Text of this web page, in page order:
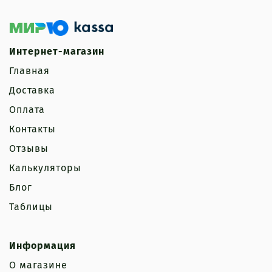
Интернет-магазин
Главная
Доставка
Оплата
Контакты
Отзывы
Калькуляторы
Блог
Таблицы
Информация
О магазине